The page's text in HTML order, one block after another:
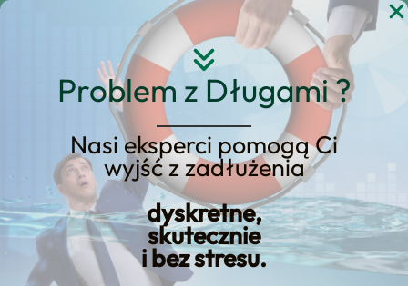
Problem z Długami ?
Nasi eksperci pomogą Ci
wyjść z zadłużenia
dyskretne,
skutecznie
i bez stresu.
Przejdź
KREDYT123.PL – OFERTA SPRZEDAŻOWA
Pożyczka Dla
Zadłużonych Na Już